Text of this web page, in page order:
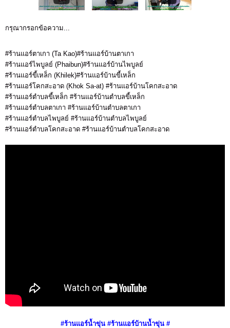
กรุณากรอกข้อความ...
#ร้านแอร์ตาเกา (Ta Kao)#ร้านแอร์บ้านตาเกา
#ร้านแอร์ไพบูลย์ (Phaibun)#ร้านแอร์บ้านไพบูลย์
#ร้านแอร์ขี้เหล็ก (Khilek)#ร้านแอร์บ้านขี้เหล็ก
#ร้านแอร์โคกสะอาด (Khok Sa-at) #ร้านแอร์บ้านโคกสะอาด
#ร้านแอร์ตำบลขี้เหล็ก #ร้านแอร์บ้านตำบลขี้เหล็ก
#ร้านแอร์ตำบลตาเกา #ร้านแอร์บ้านตำบลตาเกา
#ร้านแอร์ตำบลไพบูลย์ #ร้านแอร์บ้านตำบลไพบูลย์
#ร้านแอร์ตำบลโคกสะอาด #ร้านแอร์บ้านตำบลโคกสะอาด
#ร้านแอร์น้ำขุ่น #ร้านแอร์บ้านน้ำขุ่น#